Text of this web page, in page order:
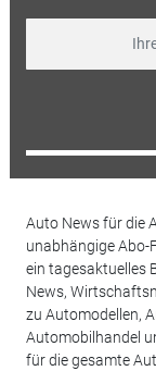
Auto News für die
unabhängige
ein tagesaktuelles
News,
zu Automodellen,
Automobilhandel
für die gesamte